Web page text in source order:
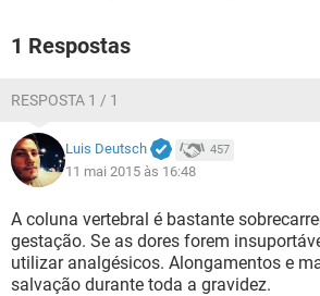
1 Respostas
RESPOSTA 1 / 1
Luis Deutsch 457
11 mai 2015 às 16:48
A coluna vertebral é bastante
gestação. Se as dores forem
utilizar analgésicos. Alongamentos e
salvação durante toda a gravidez.